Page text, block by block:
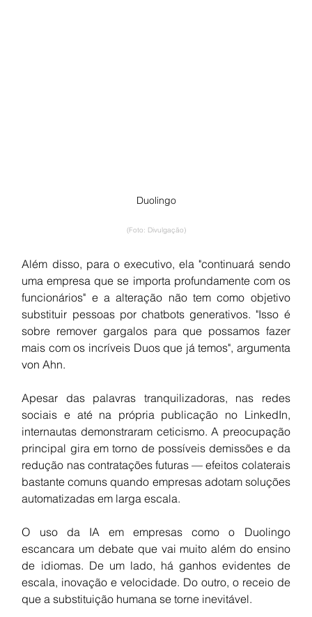
Duolingo
(Foto: Divulgação)
Além disso, para o executivo, ela "continuará sendo
uma empresa que se importa profundamente com os
funcionários" e a alteração não tem como objetivo
substituir pessoas por chatbots generativos. "Isso é
sobre remover gargalos para que possamos fazer
mais com os incríveis Duos que já temos", argumenta
von Ahn.
Apesar das palavras tranquilizadoras, nas redes
sociais e até na própria publicação no LinkedIn,
internautas demonstraram ceticismo. A preocupação
principal gira em torno de possíveis demissões e da
redução nas contratações futuras — efeitos colaterais
bastante comuns quando empresas adotam soluções
automatizadas em larga escala.
O uso da IA em empresas como o Duolingo
escancara um debate que vai muito além do ensino
de idiomas. De um lado, há ganhos evidentes de
escala, inovação e velocidade. Do outro, o receio de
que a substituição humana se torne inevitável.